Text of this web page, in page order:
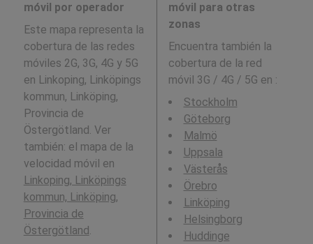
móvil por operador
Este mapa representa la
cobertura de las redes
móviles 2G, 3G, 4G y 5G
en Linkoping, Linköpings
kommun, Linköping,
Provincia de
Östergötland. Ver
también: el mapa de la
velocidad móvil en
Linkoping, Linköpings
kommun, Linköping,
Provincia de
Östergötland.
móvil para otras
zonas
Encuentra también la
cobertura de la red
móvil 3G / 4G / 5G en :
Stockholm
Göteborg
Malmö
Uppsala
Västerås
Örebro
Linköping
Helsingborg
Huddinge